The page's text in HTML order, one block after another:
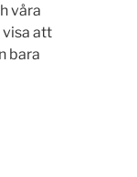
våra
visa att
bara